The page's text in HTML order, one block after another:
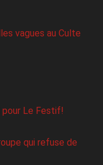
vagues au Culte
pour Le Festif!
qui refuse de